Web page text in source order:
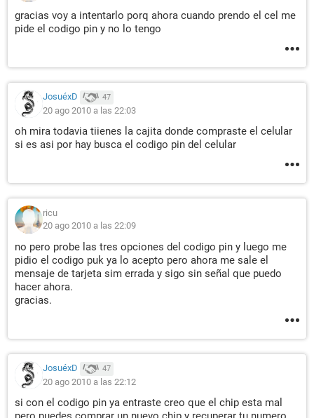
gracias voy a intentarlo porq ahora cuando prendo el cel me
pide el codigo pin y no lo tengo
JosuéxD 47
20 ago 2010 a las 22:03
oh mira todavia tiienes la cajita donde compraste el celular
si es asi por hay busca el codigo pin del celular
ricu
20 ago 2010 a las 22:09
no pero probe las tres opciones del codigo pin y luego me
pidio el codigo puk ya lo acepto pero ahora me sale el
mensaje de tarjeta sim errada y sigo sin señal que puedo
hacer ahora.
gracias.
JosuéxD 47
20 ago 2010 a las 22:12
si con el codigo pin ya entraste creo que el chip esta mal